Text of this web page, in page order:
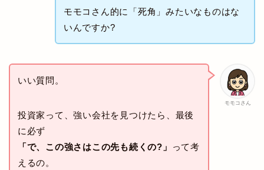
モモコさん的に「死角」みたいなものはな
いんですか?
モモコさん
いい質問。
投資家って、強い会社を見つけたら、最後
に必ず
「で、この強さはこの先も続くの?」
って考
えるの。